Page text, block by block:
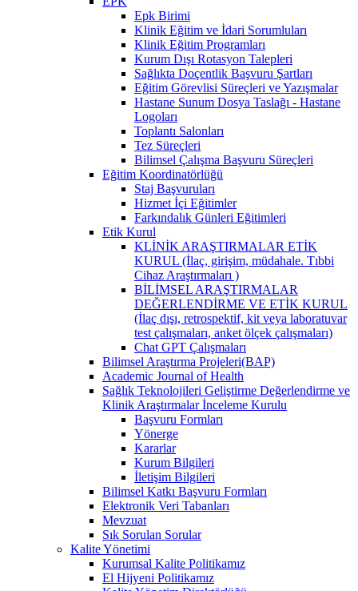
Epk Birimi
Klinik Eğitim ve İdari Sorumluları
Klinik Eğitim Programları
Kurum Dışı Rotasyon Talepleri
Sağlıkta Doçentlik Başvuru Şartları
Eğitim Görevlisi Süreçleri ve Yazışmalar
Hastane Sunum Dosya Taslağı - Hastane
Logoları
Toplantı Salonları
Tez Süreçleri
Bilimsel Çalışma Başvuru Süreçleri
Eğitim Koordinatörlüğü
Staj Başvuruları
Hizmet İçi Eğitimler
Farkındalık Günleri Eğitimleri
Etik Kurul
KLİNİK ARAŞTIRMALAR ETİK
KURUL (İlaç, girişim, müdahale. Tıbbi
Cihaz Araştırmaları )
BİLİMSEL ARAŞTIRMALAR
DEĞERLENDİRME VE ETİK KURUL
(İlaç dışı, retrospektif, kit veya laboratuvar
test çalışmaları, anket ölçek çalışmaları)
Chat GPT Çalışmaları
Bilimsel Araştırma Projeleri(BAP)
Academic Journal of Health
Sağlık Teknolojileri Geliştirme Değerlendirme ve
Klinik Araştırmalar İnceleme Kurulu
Başvuru Formları
Yönerge
Kararlar
Kurum Bilgileri
İletişim Bilgileri
Bilimsel Katkı Başvuru Formları
Elektronik Veri Tabanları
Mevzuat
Sık Sorulan Sorular
Kalite Yönetimi
Kurumsal Kalite Politikamız
El Hijyeni Politikamız